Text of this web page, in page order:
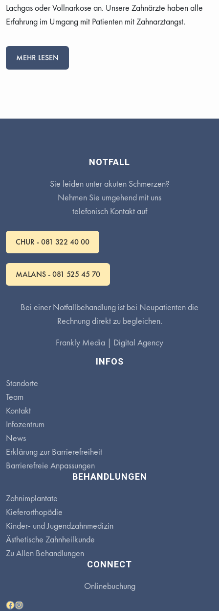
Lachgas oder Vollnarkose an. Unsere Zahnärzte haben alle
Erfahrung im Umgang mit Patienten mit Zahnarztangst.
MEHR LESEN
NOTFALL
Sie leiden unter akuten Schmerzen?
Nehmen Sie umgehend mit uns
telefonisch Kontakt auf
CHUR - 081 322 40 00
MALANS - 081 525 45 70
Bei einer Notfallbehandlung ist bei Neupatienten die
Rechnung direkt zu begleichen.
Frankly Media | Digital Agency
INFOS
Standorte
Team
Kontakt
Infozentrum
News
Erklärung zur Barrierefreiheit
Barrierefreie Anpassungen
BEHANDLUNGEN
Zahnimplantate
Kieferorthopädie
Kinder- und Jugendzahnmedizin
Ästhetische Zahnheilkunde
Zu Allen Behandlungen
CONNECT
Onlinebuchung
Facebook
Instagram